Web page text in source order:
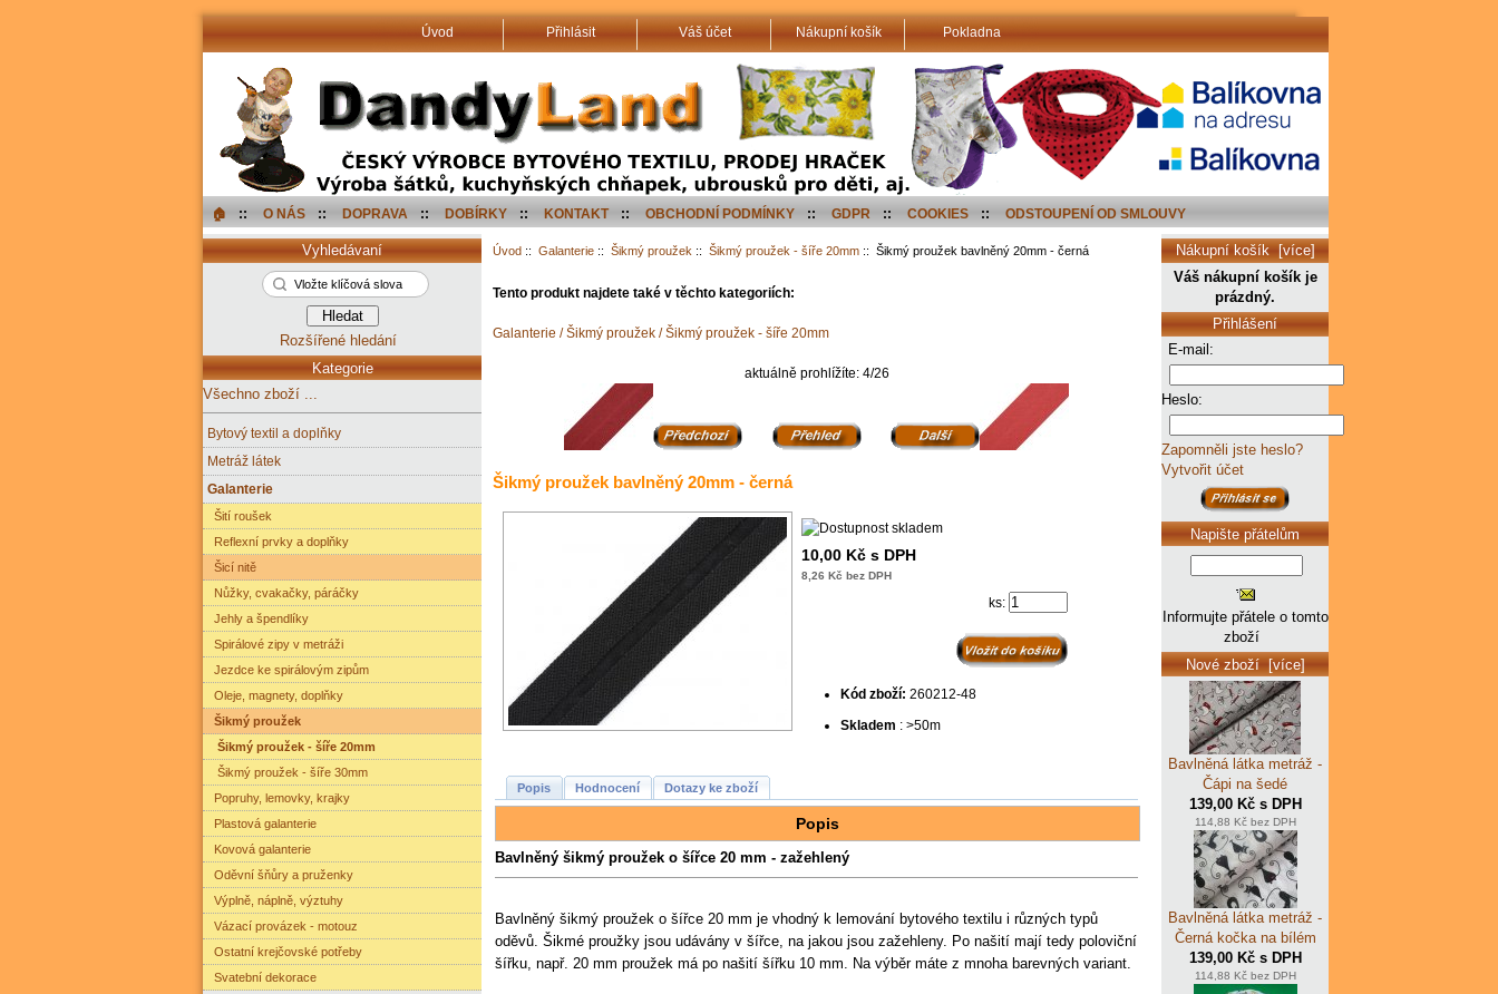
Úvod Přihlásit Váš účet Nákupní košík Pokladna
🏠︎ :: O NÁS :: DOPRAVA :: DOBÍRKY :: KONTAKT :: OBCHODNÍ PODMÍNKY :: GDPR :: COOKIES :: ODSTOUPENÍ OD SMLOUVY
Úvod :: Galanterie :: Šikmý proužek :: Šikmý proužek - šíře 20mm :: Šikmý proužek bavlněný 20mm - černá
Tento produkt najdete také v těchto kategoriích:
Galanterie / Šikmý proužek / Šikmý proužek - šíře 20mm
aktuálně prohlížíte: 4/26
Šikmý proužek bavlněný 20mm - černá
10,00 Kč s DPH
8,26 Kč bez DPH
ks:
Kód zboží: 260212-48
Skladem : >50m
Popis Hodnocení Dotazy ke zboží
Popis
Bavlněný šikmý proužek o šířce 20 mm - zažehlený
Bavlněný šikmý proužek o šířce 20 mm je vhodný k lemování bytového textilu i různých typů
oděvů. Šikmé proužky jsou udávány v šířce, na jakou jsou zažehleny. Po našití mají tedy poloviční
šířku, např. 20 mm proužek má po našití šířku 10 mm. Na výběr máte z mnoha barevných variant.
Vyhledávaní
Rozšířené hledání
Kategorie
Všechno zboží ...
Bytový textil a doplňky
Metráž látek
Galanterie
Šití roušek
Reflexní prvky a doplňky
Šicí nitě
Nůžky, cvakačky, páráčky
Jehly a špendlíky
Spirálové zipy v metráži
Jezdce ke spirálovým zipům
Oleje, magnety, doplňky
Šikmý proužek
Šikmý proužek - šíře 20mm
Šikmý proužek - šíře 30mm
Popruhy, lemovky, krajky
Plastová galanterie
Kovová galanterie
Oděvní šňůry a pruženky
Výplně, náplně, výztuhy
Vázací provázek - motouz
Ostatní krejčovské potřeby
Svatební dekorace
Nákupní košík [více]
Váš nákupní košík je
prázdný.
Přihlášení
E-mail:
Heslo:
Zapomněli jste heslo?
Vytvořit účet
Napište přátelům
Informujte přátele o tomto
zboží
Nové zboží [více]
Bavlněná látka metráž -
Čápi na šedé
139,00 Kč s DPH
114,88 Kč bez DPH
Bavlněná látka metráž -
Černá kočka na bílém
139,00 Kč s DPH
114,88 Kč bez DPH